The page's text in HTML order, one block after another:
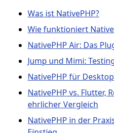
Was ist NativePHP?
Wie funktioniert
NativePHP Air: Das
Jump und Mimi:
NativePHP für
NativePHP vs. Flutter,
ehrlicher Vergleich
NativePHP in der